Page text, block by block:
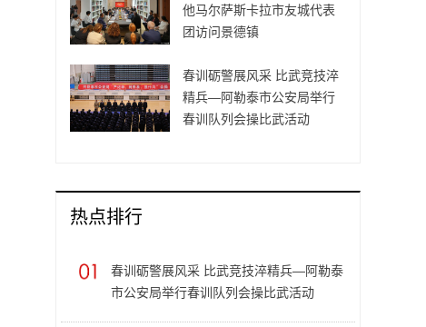
他马尔萨斯卡拉市友城代表
团访问景德镇
春训砺警展风采 比武竞技淬
精兵—阿勒泰市公安局举行
春训队列会操比武活动
热点排行
春训砺警展风采 比武竞技淬精兵—阿勒泰
市公安局举行春训队列会操比武活动